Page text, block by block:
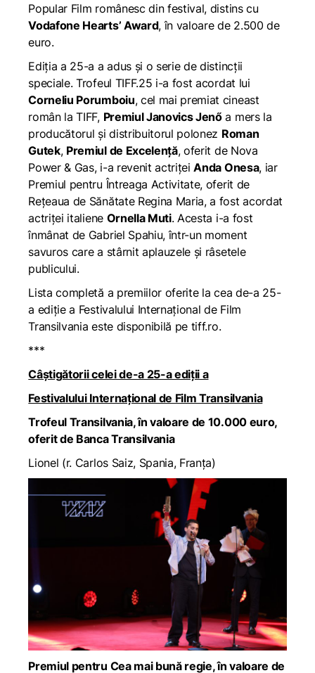
Popular Film românesc din festival, distins cu
Vodafone Hearts’ Award, în valoare de 2.500 de
euro.
Ediția a 25-a a adus și o serie de distincții
speciale. Trofeul TIFF.25 i-a fost acordat lui
Corneliu Porumboiu, cel mai premiat cineast
român la TIFF, Premiul Janovics Jenőa mers la
producătorul și distribuitorul polonez Roman
Gutek, Premiul de Excelență, oferit de Nova
Power & Gas, i-a revenit actrițeiAnda Onesa, iar
Premiul pentru Întreaga Activitate, oferit de
Rețeaua de Sănătate Regina Maria, a fost acordat
actriței italiene Ornella Muti. Acesta i-a fost
înmânat de Gabriel Spahiu, într-un moment
savuros care a stârnit aplauzele și râsetele
publicului.
Lista completă a premiilor oferite la cea de-a 25-
a ediție a Festivalului Internațional de Film
Transilvania este disponibilă pe tiff.ro.
***
Câștigătorii celei de-a 25-a ediții a
Festivalului Internațional de Film Transilvania
Trofeul Transilvania, în valoare de 10.000 euro,
oferit de Banca Transilvania
Lionel (r. Carlos Saiz, Spania, Franța)
Premiul pentru Cea mai bună regie, în valoare de